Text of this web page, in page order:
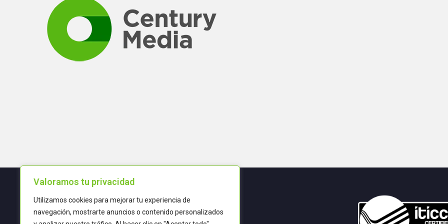
Valoramos tu privacidad
Utilizamos cookies para mejorar tu experiencia de
navegación, mostrarte anuncios o contenido personalizados
Términos y condiciones